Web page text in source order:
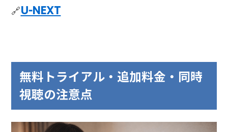
🔗U-NEXT
無料トライアル・追加料金・同時
視聴の注意点